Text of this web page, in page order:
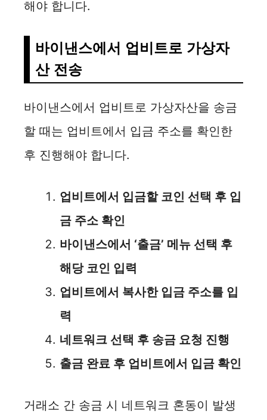
해야 합니다.
바이낸스에서 업비트로 가상자
산 전송
바이낸스에서 업비트로 가상자산을 송금
할 때는 업비트에서 입금 주소를 확인한
후 진행해야 합니다.
업비트에서 입금할 코인 선택 후 입
금 주소 확인
바이낸스에서 ‘출금’ 메뉴 선택 후
해당 코인 입력
업비트에서 복사한 입금 주소를 입
력
네트워크 선택 후 송금 요청 진행
출금 완료 후 업비트에서 입금 확인
거래소 간 송금 시 네트워크 혼동이 발생